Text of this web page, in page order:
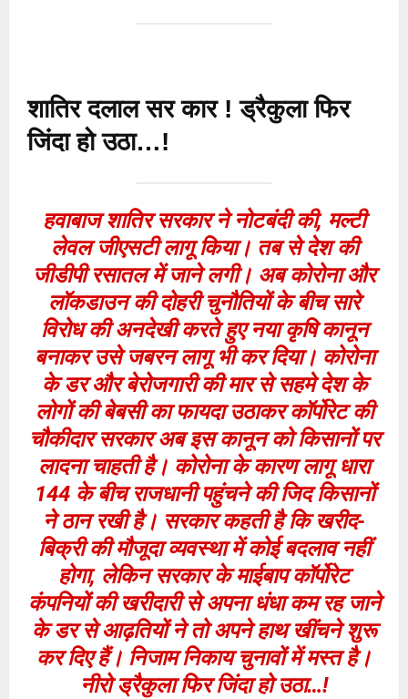
शातिर दलाल सर कार ! ड्रैकुला फिर
जिंदा हो उठा…!
हवाबाज शातिर सरकार ने नोटबंदी की, मल्टी
लेवल जीएसटी लागू किया। तब से देश की
जीडीपी रसातल में जाने लगी। अब कोरोना और
लॉकडाउन की दोहरी चुनौतियों के बीच सारे
विरोध की अनदेखी करते हुए नया कृषि कानून
बनाकर उसे जबरन लागू भी कर दिया। कोरोना
के डर और बेरोजगारी की मार से सहमे देश के
लोगों की बेबसी का फायदा उठाकर कॉर्पोरेट की
चौकीदार सरकार अब इस कानून को किसानों पर
लादना चाहती है। कोरोना के कारण लागू धारा
144 के बीच राजधानी पहुंचने की जिद किसानों
ने ठान रखी है। सरकार कहती है कि खरीद-
बिक्री की मौजूदा व्यवस्था में कोई बदलाव नहीं
होगा, लेकिन सरकार के माईबाप कॉर्पोरेट
कंपनियों की खरीदारी से अपना धंधा कम रह जाने
के डर से आढ़तियों ने तो अपने हाथ खींचने शुरू
कर दिए हैं। निजाम निकाय चुनावों में मस्त है।
नीरो ड्रैकुला फिर जिंदा हो उठा…!